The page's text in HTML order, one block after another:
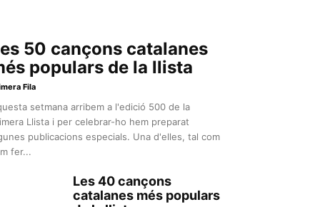
50 cançons catalanes
populars de la llista
Fila
setmana arribem a l'edició 500 de la
Llista i per celebrar-ho hem preparat
publicacions especials. Una d'elles, tal com
fer...
Les 40 cançons
catalanes més populars